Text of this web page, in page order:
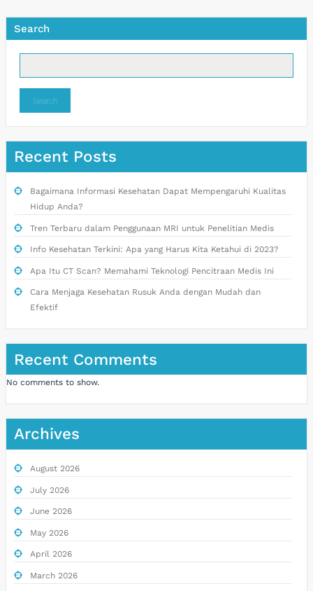
Search
Search
Recent Posts
Bagaimana Informasi Kesehatan Dapat Mempengaruhi Kualitas
Hidup Anda?
Tren Terbaru dalam Penggunaan MRI untuk Penelitian Medis
Info Kesehatan Terkini: Apa yang Harus Kita Ketahui di 2023?
Apa Itu CT Scan? Memahami Teknologi Pencitraan Medis Ini
Cara Menjaga Kesehatan Rusuk Anda dengan Mudah dan
Efektif
Recent Comments
No comments to show.
Archives
August 2026
July 2026
June 2026
May 2026
April 2026
March 2026